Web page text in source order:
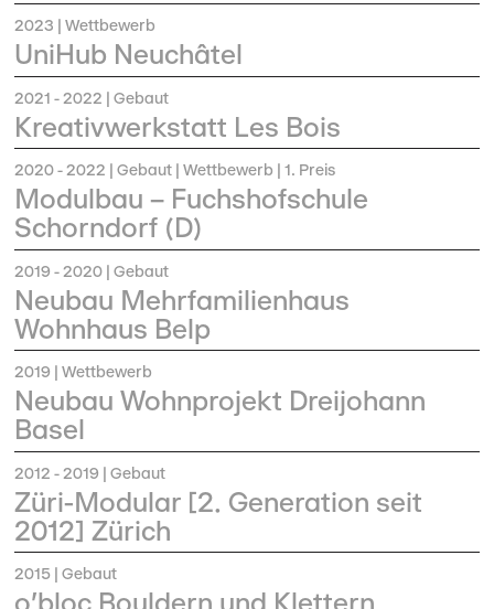
2023 | Wettbewerb
UniHub Neuchâtel
2021 - 2022 | Gebaut
Kreativwerkstatt Les Bois
2020 - 2022 | Gebaut | Wettbewerb | 1. Preis
Modulbau – Fuchshofschule
Schorndorf (D)
2019 - 2020 | Gebaut
Neubau Mehrfamilienhaus
Wohnhaus Belp
2019 | Wettbewerb
Neubau Wohnprojekt Dreijohann
Basel
2012 - 2019 | Gebaut
Züri-Modular [2. Generation seit
2012] Zürich
2015 | Gebaut
o'bloc Bouldern und Klettern